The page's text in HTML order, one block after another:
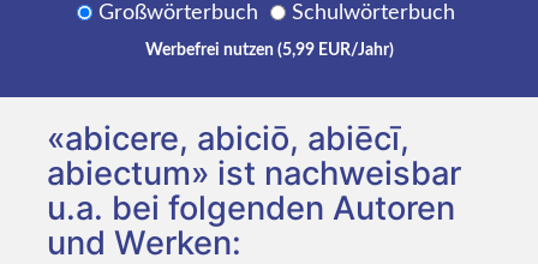
Großwörterbuch Schulwörterbuch
Werbefrei nutzen (5,99 EUR/Jahr)
«abicere, abiciō, abiēcī,
abiectum» ist nachweisbar
u.a. bei folgenden Autoren
und Werken: